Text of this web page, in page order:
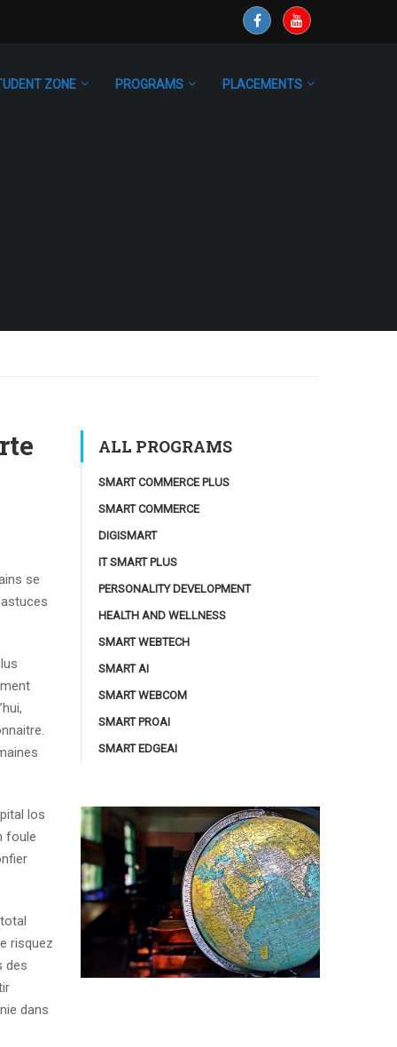
ZONE PROGRAMS PLACEMENTS
se
los
foule
risquez
des
dans
ALL PROGRAMS
SMART COMMERCE PLUS
SMART COMMERCE
DIGISMART
IT SMART PLUS
PERSONALITY DEVELOPMENT
HEALTH AND WELLNESS
SMART WEBTECH
SMART AI
SMART WEBCOM
SMART PROAI
SMART EDGEAI